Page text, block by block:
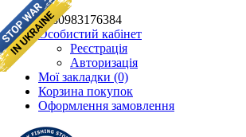
+380983176384
Особистий кабінет
Реєстрація
Авторизація
Мої закладки (0)
Корзина покупок
Оформлення замовлення